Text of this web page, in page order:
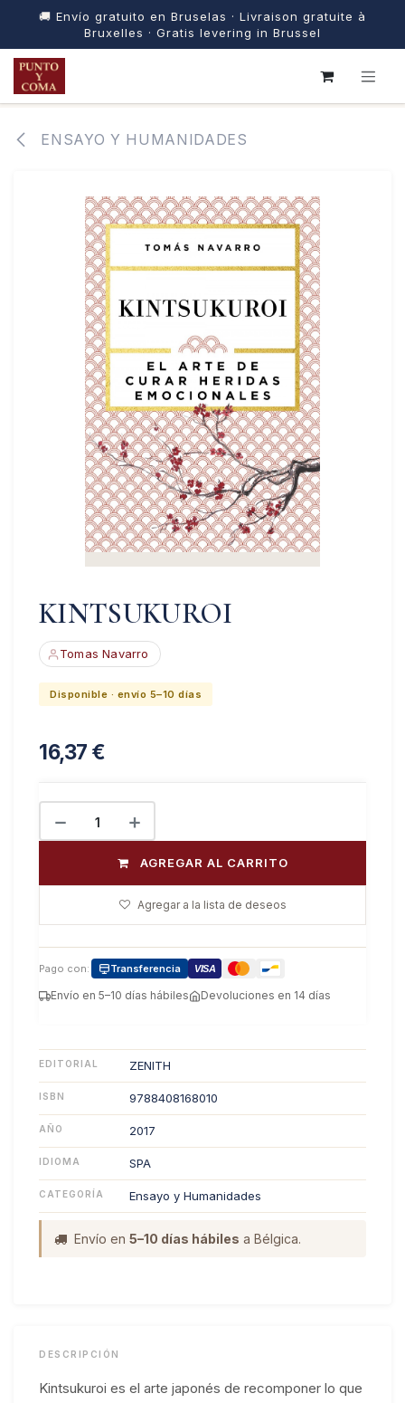
🚚 Envío gratuito en Bruselas · Livraison gratuite à
Bruxelles · Gratis levering in Brussel
IR AL CONTENIDO
ENSAYO Y HUMANIDADES
KINTSUKUROI
Tomas Navarro
Disponible · envío 5–10 días
16,37 €
AGREGAR AL CARRITO
Agregar a la lista de deseos
Pago con: Transferencia VISA
Envío en 5–10 días hábiles Devoluciones en 14 días
EDITORIAL ZENITH
ISBN 9788408168010
AÑO 2017
IDIOMA SPA
CATEGORÍA Ensayo y Humanidades
Envío en 5–10 días hábiles a Bélgica.
DESCRIPCIÓN
Kintsukuroi es el arte japonés de recomponer lo que